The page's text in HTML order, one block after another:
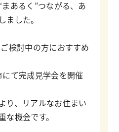
あるく”つながる、あ
ました。
検討中の方におすすめ
て完成見学会を開催
り、リアルなお住まい
機会です。